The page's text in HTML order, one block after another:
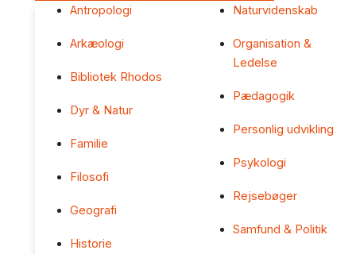
Antropologi
Arkæologi
Bibliotek Rhodos
Dyr & Natur
Familie
Filosofi
Geografi
Historie
Naturvidenskab
Organisation &
Ledelse
Pædagogik
Personlig udvikling
Psykologi
Rejsebøger
Samfund & Politik